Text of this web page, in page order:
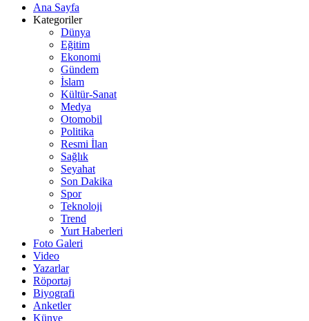
Ana Sayfa
Kategoriler
Dünya
Eğitim
Ekonomi
Gündem
İslam
Kültür-Sanat
Medya
Otomobil
Politika
Resmi İlan
Sağlık
Seyahat
Son Dakika
Spor
Teknoloji
Trend
Yurt Haberleri
Foto Galeri
Video
Yazarlar
Röportaj
Biyografi
Anketler
Künye